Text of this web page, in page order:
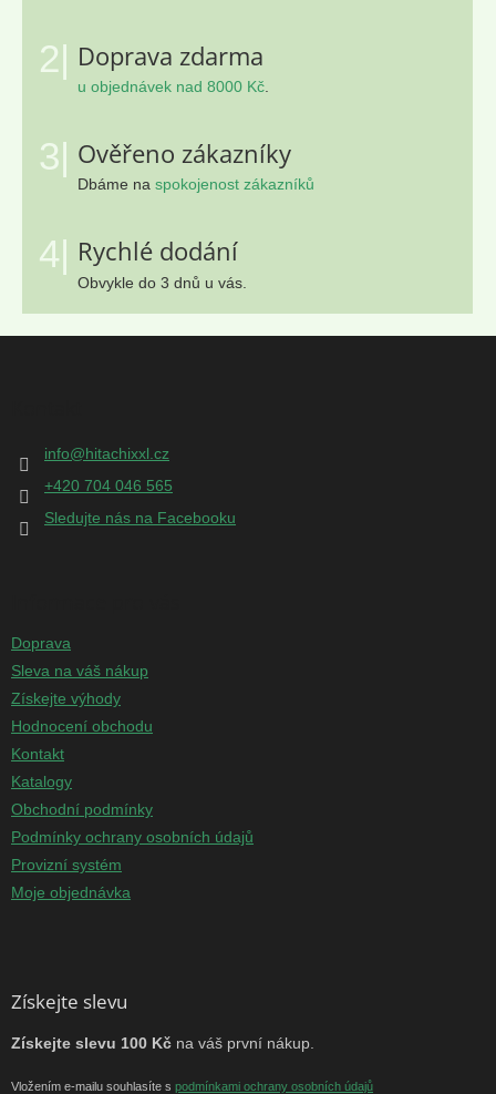
2| Doprava zdarma
u objednávek nad 8000 Kč.
3| Ověřeno zákazníky
Dbáme na spokojenost zákazníků
4| Rychlé dodání
Obvykle do 3 dnů u vás.
Z
info@hitachixxl.cz
+420 704 046 565
Sledujte nás na Facebooku
Doprava
Sleva na váš nákup
Získejte výhody
Hodnocení obchodu
Kontakt
Katalogy
Obchodní podmínky
Podmínky ochrany osobních údajů
Provizní systém
Moje objednávka
Získejte slevu
Získejte slevu 100 Kč na váš první nákup.
Vložením e-mailu souhlasíte s podmínkami ochrany osobních údajů